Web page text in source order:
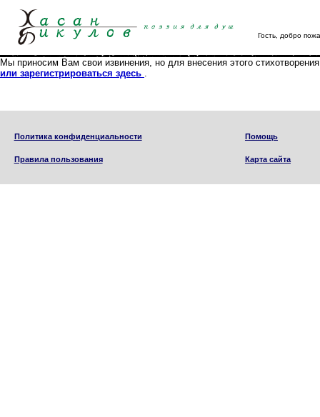
Гость, добро
Мы приносим Вам свои извинения, но для внесения этого
или зарегистрироваться здесь .
Политика конфиденциальности
Правила пользования
Помощь
Карта сайта